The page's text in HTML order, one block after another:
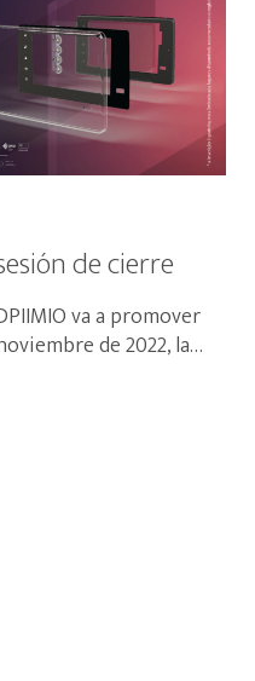
de cierre
va a promover
de 2022, la…